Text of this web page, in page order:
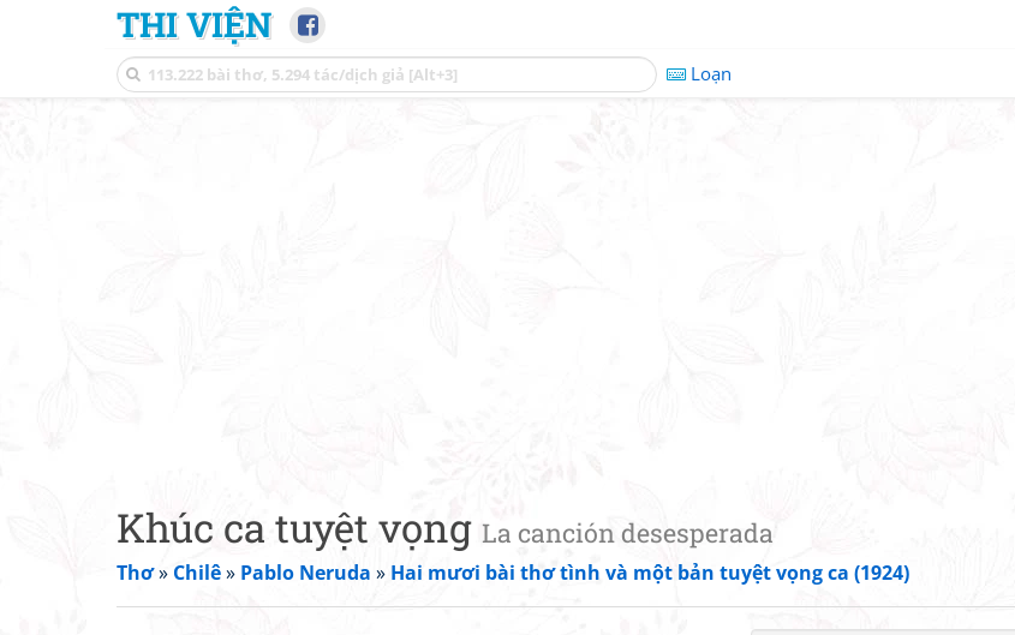
THI VIỆN
Loạn
Khúc ca tuyệt vọng La canción desesperada
Thơ» Chilê» Pablo Neruda » Hai mươi bài thơ tình và một bản tuyệt vọng ca (1924)